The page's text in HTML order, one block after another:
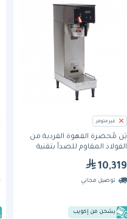
غير متوفر
بَن مُحضِّرة القهوة الفردية من
الفولاذ المقاوم للصدأ بتقنية
بقفل التنقيط
10,319
توصيل مجاني
يشحن من إكويب